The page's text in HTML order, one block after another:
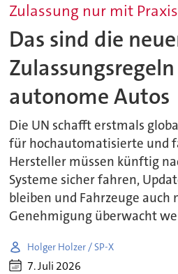
Zulassung nur mit
Das sind die
autonome Autos
Die UN schafft erstmals
für hochautomatisierte und
Hersteller müssen künftig
Systeme sicher fahren,
bleiben und Fahrzeuge auch
Genehmigung überwacht
Holger Holzer / SP-X
7. Juli 2026